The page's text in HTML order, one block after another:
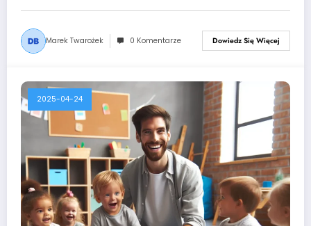
Marek Twarożek 0 Komentarze Dowiedz Się Więcej
2025-04-24